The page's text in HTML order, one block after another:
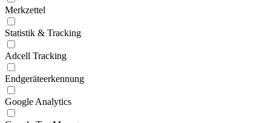
Merkzettel
Statistik & Tracking
Adcell Tracking
Endgeräteerkennung
Google Analytics